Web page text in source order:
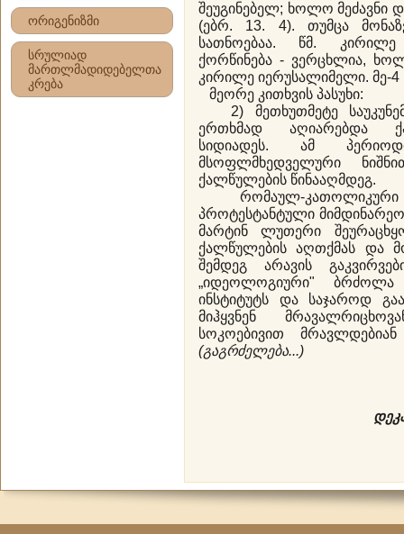
ორიგენიზმი
სრულიად
მართლმადიდებელთა
კრება
შეუგინებელ; ხოლო მეძავნი
(ებრ. 13. 4). თუმცა
სათნოებაა. წმ.
ქორწინება - ვერცხლია,
კირილე იერუსალიმელი. მე-4
მეორე კითხვის პასუხი:
2) მეთხუთმეტე
ერთხმად აღიარებდა
სიდიადეს. ამ
მსოფლმხედველური
ქალწულების წინააღმდეგ.
რომაულ-კათოლიკური
პროტესტანტული
მარტინ ლუთერი
ქალწულების აღთქმას და
შემდეგ არავის
„იდეოლოგიური" ბრძოლა
ინსტიტუტს და საჯაროდ
მიჰყვნენ
სოკოებივით
(გაგრძელება...)